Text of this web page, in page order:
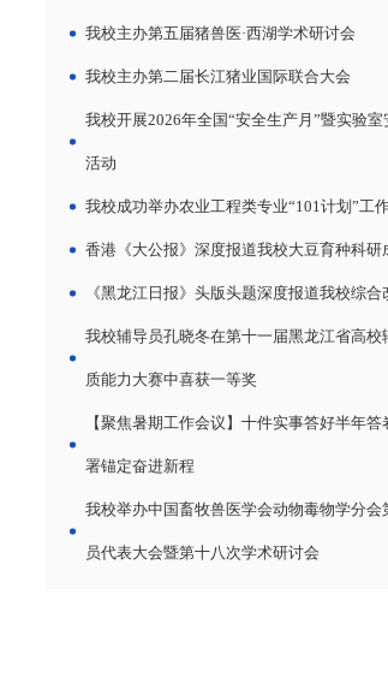
我校主办第五届猪兽医·西湖学术研讨会
我校主办第二届长江猪业国际联合大会
我校开展2026年全国“安全生产月”暨实验室
活动
我校成功举办农业工程类专业“101计划”工
香港《大公报》深度报道我校大豆育种科研
《黑龙江日报》头版头题深度报道我校综合
我校辅导员孔晓冬在第十一届黑龙江省高校
质能力大赛中喜获一等奖
【聚焦暑期工作会议】十件实事答好半年答
署锚定奋进新程
我校举办中国畜牧兽医学会动物毒物学分会
员代表大会暨第十八次学术研讨会